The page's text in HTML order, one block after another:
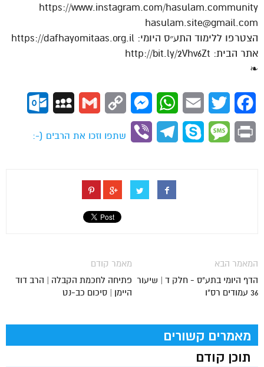
https://www.instagram.com/hasulam.community
hasulam.site@gmail.com
הצטרפו ללימוד התע״ס היומי: https://dafhayomitaas.org.il
אתר הבית: http://bit.ly/2Vhv6Zt
❧
Facebook
Twitter
Email
WhatsApp
Messenger
Copy
Gmail
MySpace
Print
Message
Skype
Telegram
Viber
שתפו וזכו את הרבים (-:
מאמר קודם
פתיחה לחכמת הקבלה | הרב דוד
היימן | סיכום כב-נט
המאמר הבא
הדף היומי בתע"ס - חלק ד | שיעור
36 עמודים רס"ו
מאמרים קשורים
תוכן קודם